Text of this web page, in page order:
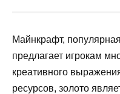
Майнкрафт,
предлагает игрокам
креативного
ресурсов, золото